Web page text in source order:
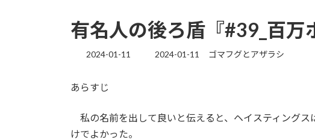
有名人の後ろ盾『#39_百万
2024-01-11
最
時
:
2024-01-11 ゴマフグとアザラシ
あらすじ
私の名前を出して良いと伝えると、ヘイスティング
けでよかった。